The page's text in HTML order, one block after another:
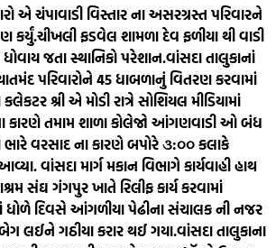
એ ચંપાવાડી વિસ્તાર ના અસરગ્રસ્ત પરિવારને
કર્યું.ચીખલી ફડવેલ શામળા દેવ ફળીયા થી વાડી
જતા સ્થાનિકો પરેશાન.વાંસદા તાલુકાનાં
પરિવારોને 45 ધાબળાનું વિતરણ કરવામાં
શ્રી એ મોડી રાત્રે સોશિયલ મીડિયામાં
કારણે તમામ શાળા કોલેજો આંગણવાડી ઓ બંધ
ભારે વરસાદ ના કારણે બપોરે ૩:૦૦ કલાકે
વાંસદા માર્ગ મકાન વિભાગે કાર્યવાહી હાથ
સંઘ ગંગપુર ખાતે રિલીફ કાર્ય કરવામાં
ધોળે દિવસે આંગળીયા પેઢીના સંચાલક ની નજર
લઈને ગઠીયા કરાર થઈ ગયા.વાંસદા તાલુકાના